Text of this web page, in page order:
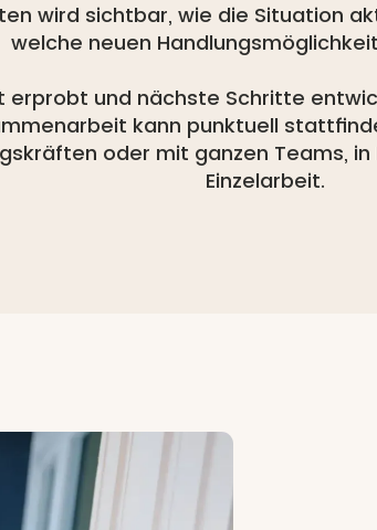
wird sichtbar, wie die Situation
welche neuen
erprobt und nächste Schritte
kann punktuell
oder mit ganzen Teams,
Einzelarbeit.